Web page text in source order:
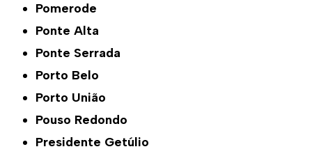
Pomerode
Ponte Alta
Ponte Serrada
Porto Belo
Porto União
Pouso Redondo
Presidente Getúlio